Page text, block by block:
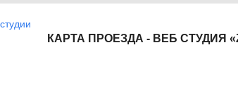
КАРТА ПРОЕЗДА - ВЕБ СТУДИЯ